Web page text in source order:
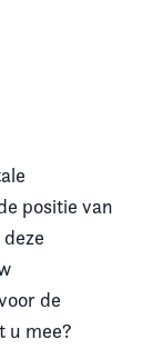
positie van
de
u mee?